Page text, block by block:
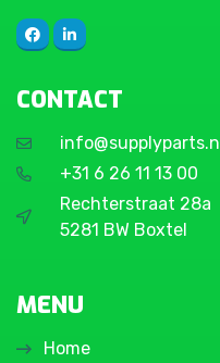
CONTACT
info@supplyparts.nl
+31 6 26 11 13 00
Rechterstraat 28a
5281 BW Boxtel
MENU
Home